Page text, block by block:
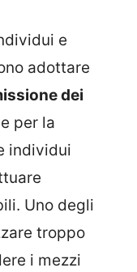
e
adottare
dei
per la
individui
Uno degli
troppo
i mezzi